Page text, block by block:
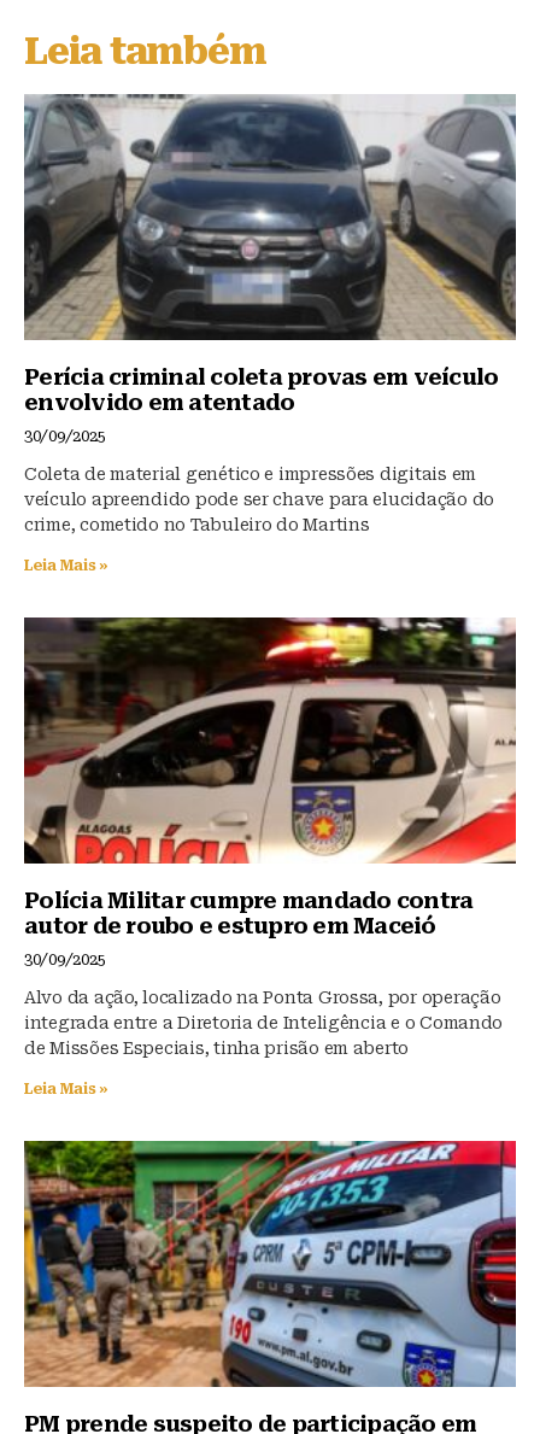
s
k
y
e
b
o
o
k
s
A
p
p
Leia também
Perícia criminal coleta provas em veículo
envolvido em atentado
30/09/2025
Coleta de material genético e impressões digitais em
veículo apreendido pode ser chave para elucidação do
crime, cometido no Tabuleiro do Martins
Leia Mais »
Polícia Militar cumpre mandado contra
autor de roubo e estupro em Maceió
30/09/2025
Alvo da ação, localizado na Ponta Grossa, por operação
integrada entre a Diretoria de Inteligência e o Comando
de Missões Especiais, tinha prisão em aberto
Leia Mais »
PM prende suspeito de participação em